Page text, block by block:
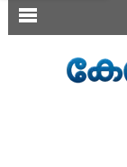
SECTIONS